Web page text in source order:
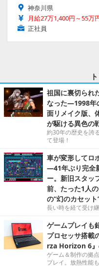
神奈川県
月給27万1,400円～55万
正社員
祖国に裏切られ
なった―1998年
面リメイク版、
が駆ける異色の
約30年の歴史を誇
て登場！
車が変形してロ
―41年ぶり完全
ー。新旧スタッ
前、たった1人
の“幻のカセット
長い時を経て受け
ゲームプレイも
プロセッサ搭載
rza Horizon 6』
ゲーム＆制作の拠
プレイ。放熱性能